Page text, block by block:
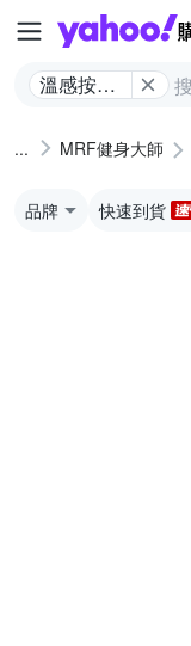
溫感按摩
MRF健身大師
品牌 快速到貨